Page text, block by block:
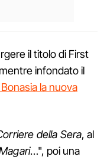
il titolo di First
infondato il
la nuova
della Sera, al
…", poi una